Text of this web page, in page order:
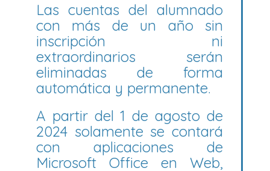
Las cuentas del alumnado
con más de un año sin
inscripción ni
extraordinarios serán
eliminadas de forma
automática y permanente.
A partir del 1 de agosto de
2024 solamente se contará
con aplicaciones de
Microsoft Office en Web,